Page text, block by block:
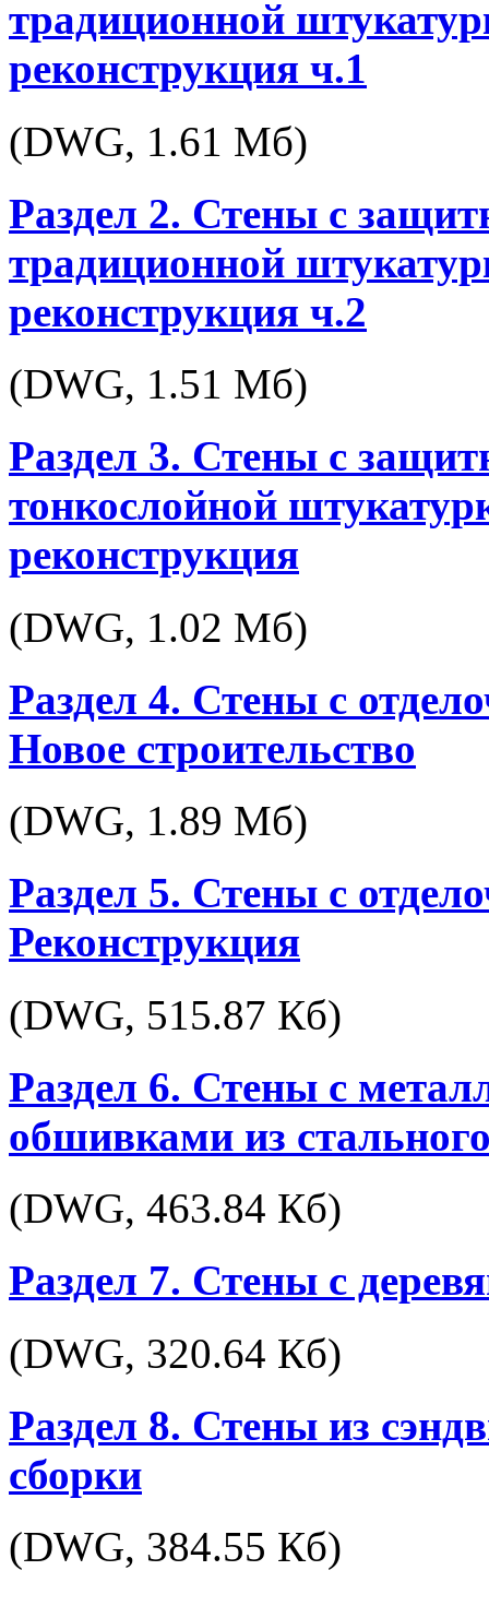
традиционной
реконструкция ч.1
(DWG, 1.61 Мб)
Раздел 2. Стены с
традиционной
реконструкция ч.2
(DWG, 1.51 Мб)
Раздел 3. Стены с
тонкослойной
реконструкция
(DWG, 1.02 Мб)
Раздел 4. Стены с
Новое строительство
(DWG, 1.89 Мб)
Раздел 5. Стены с
Реконструкция
(DWG, 515.87 Кб)
Раздел 6. Стены с
обшивками из
(DWG, 463.84 Кб)
Раздел 7. Стены с
(DWG, 320.64 Кб)
Раздел 8. Стены из
сборки
(DWG, 384.55 Кб)